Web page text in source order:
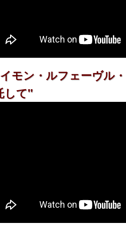
モン・ルフェーヴル
して"